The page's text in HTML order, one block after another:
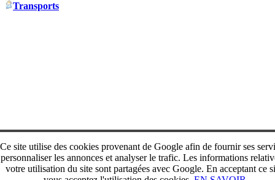
Transports
Ce site utilise des cookies provenant de Google afin de fournir ses
personnaliser les annonces et analyser le trafic. Les informations
votre utilisation du site sont partagées avec Google. En acceptant ce